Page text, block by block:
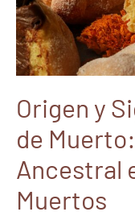
Origen y
de
Ancestral
Muertos